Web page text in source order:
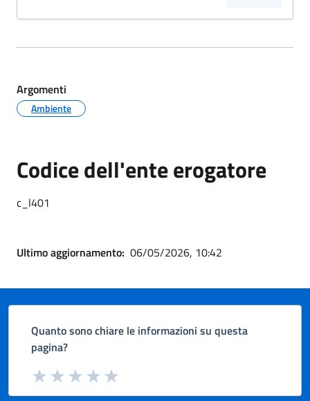
Argomenti
Ambiente
Codice dell'ente erogatore
c_l401
Ultimo aggiornamento: 06/05/2026, 10:42
Quanto sono chiare le informazioni su questa
pagina?
Valuta da 1 a 5 stelle la pagina
Valuta 5 stelle su 5
Valuta 4 stelle su 5
Valuta 3 stelle su 5
Valuta 2 stelle su 5
Valuta 1 stelle su 5